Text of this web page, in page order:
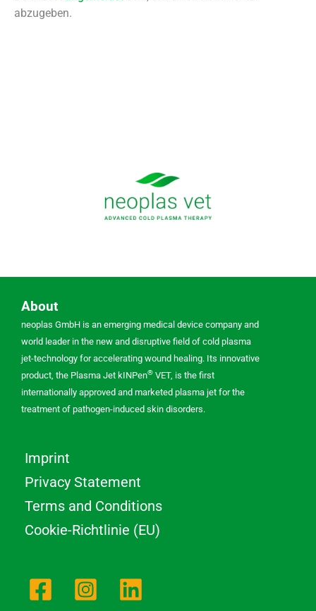
abzugeben.
About
neoplas GmbH is an emerging medical device company and
world leader in the new and disruptive field of cold plasma
jet-technology for accelerating wound healing. Its innovative
product, the Plasma Jet kINPen® VET, is the first
internationally approved and marketed plasma jet for the
treatment of pathogen-induced skin disorders.
Imprint
Privacy Statement
Terms and Conditions
Cookie-Richtlinie (EU)